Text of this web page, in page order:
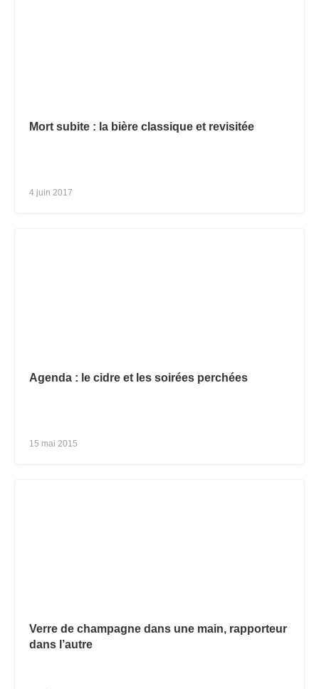
Mort subite : la bière classique et revisitée
4 juin 2017
Agenda : le cidre et les soirées perchées
15 mai 2015
Verre de champagne dans une main, rapporteur
dans l’autre